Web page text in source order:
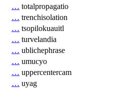
… totalpropagatio
… trenchisolation
… tsopilokuauitl
… turvelandia
… ublichephrase
… umucyo
… uppercentercam
… uyag